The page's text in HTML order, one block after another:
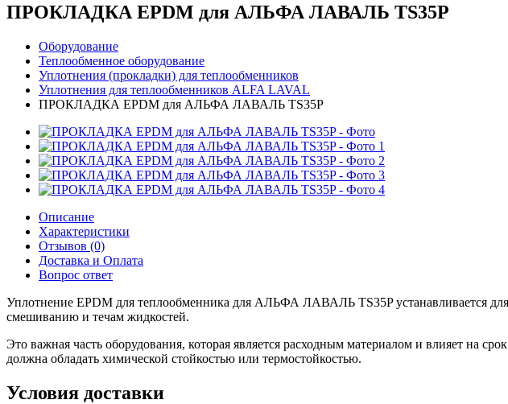
ПРОКЛАДКА EPDM для АЛЬФА ЛАВАЛЬ TS35P
Оборудование
Теплообменное оборудование
Уплотнения (прокладки) для теплообменников
Уплотнения для теплообменников ALFA LAVAL
ПРОКЛАДКА EPDM для АЛЬФА ЛАВАЛЬ TS35P
Описание
Характеристики
Отзывов (0)
Доставка и Оплата
Вопрос ответ
Уплотнение EPDM для теплообменника для АЛЬФА ЛАВАЛЬ TS35P устанавливается
смешиванию и течам жидкостей.
Это важная часть оборудования, которая является расходным материалом и влияет на
должна обладать химической стойкостью или термостойкостью.
Условия доставки